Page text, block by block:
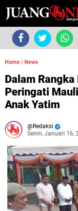
Home / News
Dalam
Peringati
Anak Yatim
Redaksi
Senin, Januari 16,